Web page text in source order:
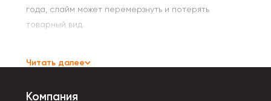
года, слайм может перемерзнуть и потерять
товарный вид.
Детям она показана для развития мышления, памяти,
концентрацию внимания.
Читать далее
Компания